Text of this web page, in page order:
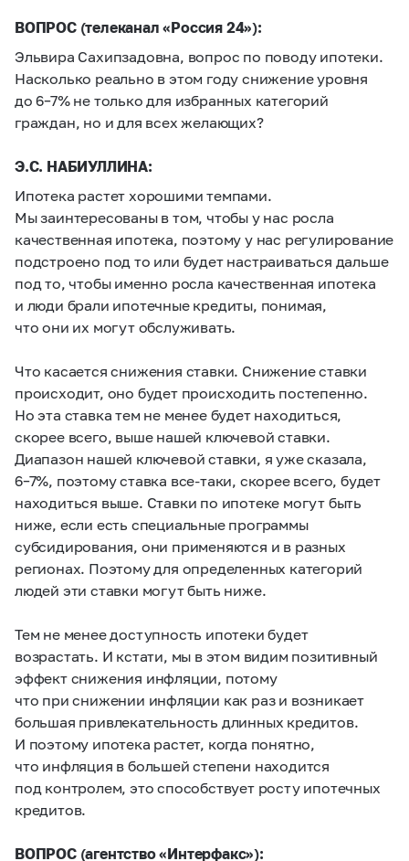
ВОПРОС (телеканал «Россия 24»):
Эльвира Сахипзадовна, вопрос по поводу ипотеки.
Насколько реально в этом году снижение уровня
до6–7%не только для избранных категорий
граждан, но и для всех желающих?
Э.С. НАБИУЛЛИНА:
Ипотека растет хорошими темпами.
Мы заинтересованы в том, чтобы у нас росла
качественная ипотека, поэтому у нас регулирование
подстроено под то или будет настраиваться дальше
под то, чтобы именно росла качественная ипотека
и люди брали ипотечные кредиты, понимая,
что они их могут обслуживать.
Что касается снижения ставки. Снижение ставки
происходит, оно будет происходить постепенно.
Но эта ставка тем не менее будет находиться,
скорее всего, выше нашей ключевой ставки.
Диапазон нашей ключевой ставки, я уже сказала,
6–7%, поэтому ставка все-таки, скорее всего, будет
находиться выше. Ставки по ипотеке могут быть
ниже, если есть специальные программы
субсидирования, они применяются и в разных
регионах. Поэтому для определенных категорий
людей эти ставки могут быть ниже.
Тем не менее доступность ипотеки будет
возрастать. И кстати, мы в этом видим позитивный
эффект снижения инфляции, потому
что при снижении инфляции как раз и возникает
большая привлекательность длинных кредитов.
И поэтому ипотека растет, когда понятно,
что инфляция в большей степени находится
под контролем, это способствует росту ипотечных
кредитов.
ВОПРОС (агентство «Интерфакс»):